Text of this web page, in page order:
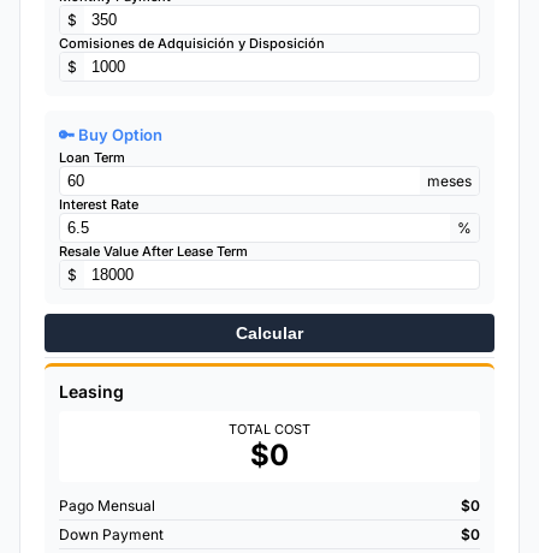
$
Comisiones de Adquisición y Disposición
$
🔑 Buy Option
Loan Term
meses
Interest Rate
%
Resale Value After Lease Term
$
Calcular
Leasing
TOTAL COST
$0
Pago Mensual
$0
Down Payment
$0